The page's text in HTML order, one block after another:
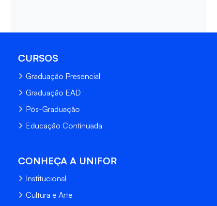
CURSOS
Graduação Presencial
Graduação EAD
Pós-Graduação
Educação Continuada
CONHEÇA A UNIFOR
Institucional
Cultura e Arte